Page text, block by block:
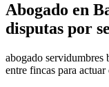
Abogado en
disputas por
abogado servidumbres
entre fincas para